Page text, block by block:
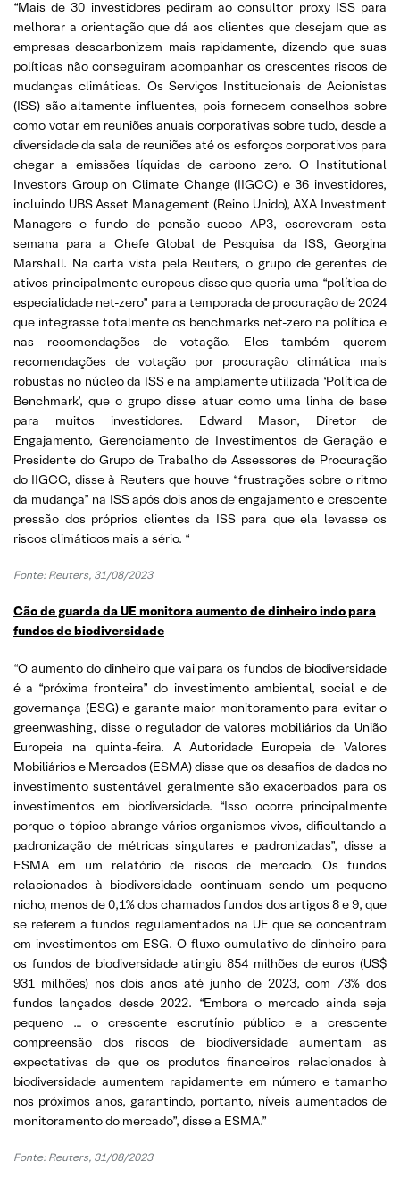
“Mais de 30 investidores pediram ao consultor proxy ISS para
melhorar a orientação que dá aos clientes que desejam que as
empresas descarbonizem mais rapidamente, dizendo que suas
políticas não conseguiram acompanhar os crescentes riscos de
mudanças climáticas. Os Serviços Institucionais de Acionistas
(ISS) são altamente influentes, pois fornecem conselhos sobre
como votar em reuniões anuais corporativas sobre tudo, desde a
diversidade da sala de reuniões até os esforços corporativos para
chegar a emissões líquidas de carbono zero. O Institutional
Investors Group on Climate Change (IIGCC) e 36 investidores,
incluindo UBS Asset Management (Reino Unido), AXA Investment
Managers e fundo de pensão sueco AP3, escreveram esta
semana para a Chefe Global de Pesquisa da ISS, Georgina
Marshall. Na carta vista pela Reuters, o grupo de gerentes de
ativos principalmente europeus disse que queria uma “política de
especialidade net-zero” para a temporada de procuração de 2024
que integrasse totalmente os benchmarks net-zero na política e
nas recomendações de votação. Eles também querem
recomendações de votação por procuração climática mais
robustas no núcleo da ISS e na amplamente utilizada ‘Política de
Benchmark’, que o grupo disse atuar como uma linha de base
para muitos investidores. Edward Mason, Diretor de
Engajamento, Gerenciamento de Investimentos de Geração e
Presidente do Grupo de Trabalho de Assessores de Procuração
do IIGCC, disse à Reuters que houve “frustrações sobre o ritmo
da mudança” na ISS após dois anos de engajamento e crescente
pressão dos próprios clientes da ISS para que ela levasse os
riscos climáticos mais a sério. “
Fonte: Reuters, 31/08/2023
Cão de guarda da UE monitora aumento de dinheiro indo para
fundos de biodiversidade
“O aumento do dinheiro que vai para os fundos de biodiversidade
é a “próxima fronteira” do investimento ambiental, social e de
governança (ESG) e garante maior monitoramento para evitar o
greenwashing, disse o regulador de valores mobiliários da União
Europeia na quinta-feira. A Autoridade Europeia de Valores
Mobiliários e Mercados (ESMA) disse que os desafios de dados no
investimento sustentável geralmente são exacerbados para os
investimentos em biodiversidade. “Isso ocorre principalmente
porque o tópico abrange vários organismos vivos, dificultando a
padronização de métricas singulares e padronizadas”, disse a
ESMA em um relatório de riscos de mercado. Os fundos
relacionados à biodiversidade continuam sendo um pequeno
nicho, menos de 0,1% dos chamados fundos dos artigos 8 e 9, que
se referem a fundos regulamentados na UE que se concentram
em investimentos em ESG. O fluxo cumulativo de dinheiro para
os fundos de biodiversidade atingiu 854 milhões de euros (US$
931 milhões) nos dois anos até junho de 2023, com 73% dos
fundos lançados desde 2022. “Embora o mercado ainda seja
pequeno … o crescente escrutínio público e a crescente
compreensão dos riscos de biodiversidade aumentam as
expectativas de que os produtos financeiros relacionados à
biodiversidade aumentem rapidamente em número e tamanho
nos próximos anos, garantindo, portanto, níveis aumentados de
monitoramento do mercado”, disse a ESMA.”
Fonte: Reuters, 31/08/2023